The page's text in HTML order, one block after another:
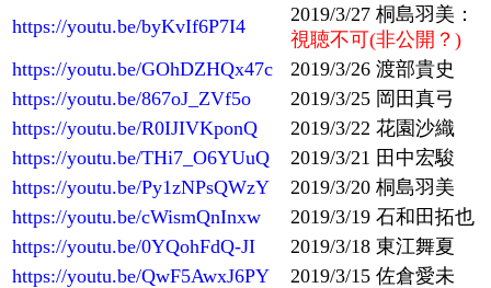
https://youtu.be/byKvIf6P7I4
2019/3/27 桐島羽美：
視聴不可(非公開？)
https://youtu.be/GOhDZHQx47c
2019/3/26 渡部貴史
https://youtu.be/867oJ_ZVf5o
2019/3/25 岡田真弓
https://youtu.be/R0IJIVKponQ
2019/3/22 花園沙織
https://youtu.be/THi7_O6YUuQ
2019/3/21 田中宏駿
https://youtu.be/Py1zNPsQWzY
2019/3/20 桐島羽美
https://youtu.be/cWismQnInxw
2019/3/19 石和田拓也
https://youtu.be/0YQohFdQ-JI
2019/3/18 東江舞夏
https://youtu.be/QwF5AwxJ6PY
2019/3/15 佐倉愛未